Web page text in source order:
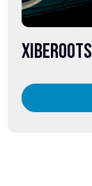
XIBEROOTS